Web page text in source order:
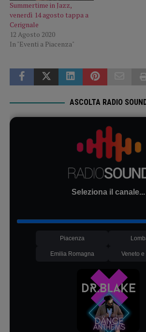
Summertime in Jazz,
venerdì 14 agosto tappa a
Cerignale
12 Agosto 2020
In "Eventi a Piacenza"
ASCOLTA RADIO
Seleziona il canale...
Piacenza
Emilia Romagna Veneto e